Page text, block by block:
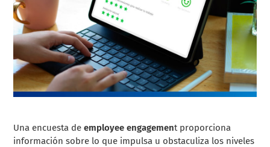
Una encuesta deemployee engagement proporciona
información sobre lo que impulsa u obstaculiza los niveles